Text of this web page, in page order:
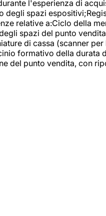
l'esperienza di
degli spazi
relative a:Ciclo della
spazi del punto
di cassa (scanner per
formativo della durata
del punto vendita, con